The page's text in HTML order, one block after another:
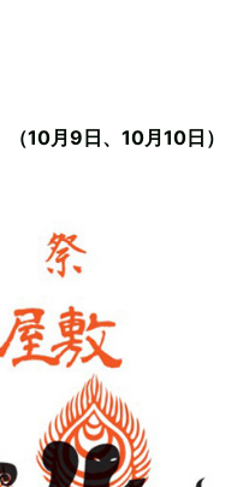
10月9日、10月10日）